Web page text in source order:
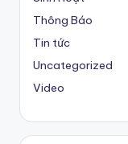
Thông Báo
Tin tức
Uncategorized
Video